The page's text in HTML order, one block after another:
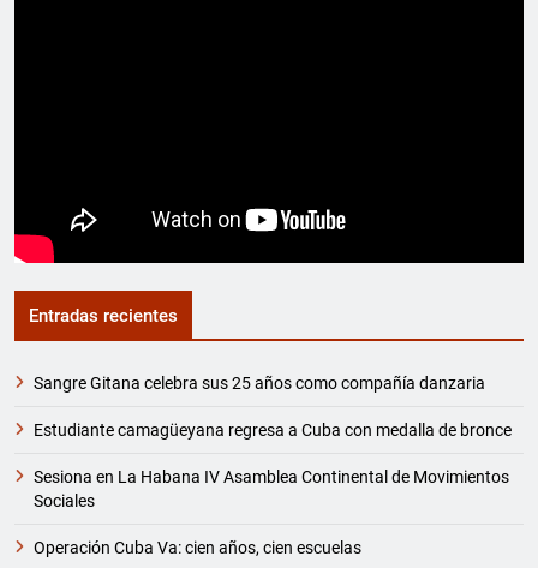
Entradas recientes
Sangre Gitana celebra sus 25 años como compañía danzaria
Estudiante camagüeyana regresa a Cuba con medalla de bronce
Sesiona en La Habana IV Asamblea Continental de Movimientos
Sociales
Operación Cuba Va: cien años, cien escuelas